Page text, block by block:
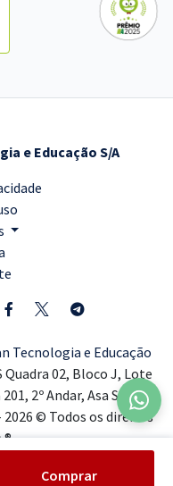
Comprar
e Educação S/A
Tecnologia e Educação
Quadra 02, Bloco J, Lote
2º Andar, Asa Sul,
2026 © Todos os direitos
®